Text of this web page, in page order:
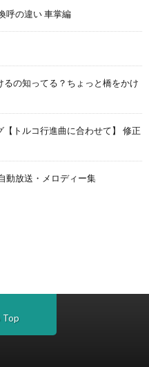
呼の違い 車掌編
の知ってる？ちょっと橋をかけ
トルコ行進曲に合わせて】 修正
動放送・メロディー集
Top